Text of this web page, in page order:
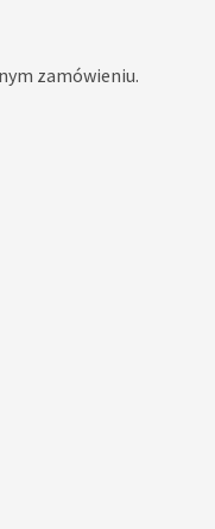
zamówieniu.